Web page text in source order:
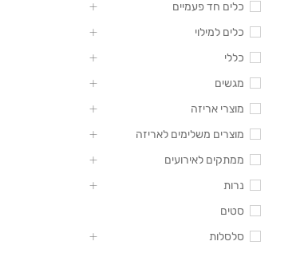
כלים חד פעמיים
כלים למילוי
כללי
מגשים
מוצרי אריזה
מוצרים משלימים לאריזה
ממתקים לאירועים
נרות
סטים
סלסלות